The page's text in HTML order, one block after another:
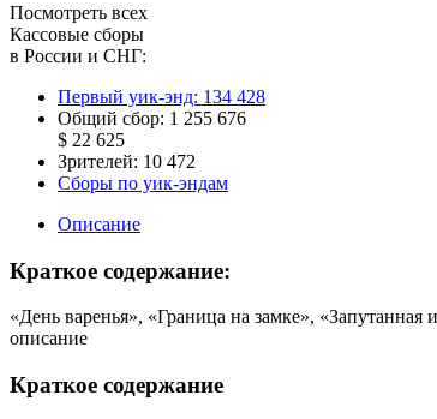
Посмотреть всех
Кассовые сборы
в России и СНГ:
Первый уик-энд: 134 428
Общий сбор: 1 255 676
$ 22 625
Зрителей: 10 472
Сборы по уик-эндам
Описание
Краткое содержание:
«День варенья», «Граница на замке»,
описание
Краткое содержание